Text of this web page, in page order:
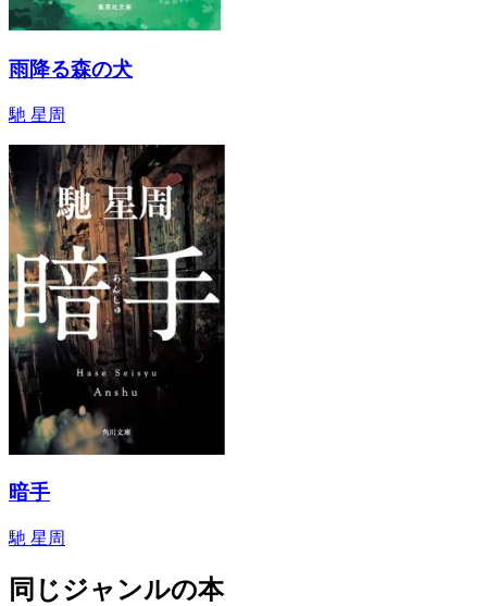
雨降る森の犬
馳 星周
暗手
馳 星周
同じジャンルの本